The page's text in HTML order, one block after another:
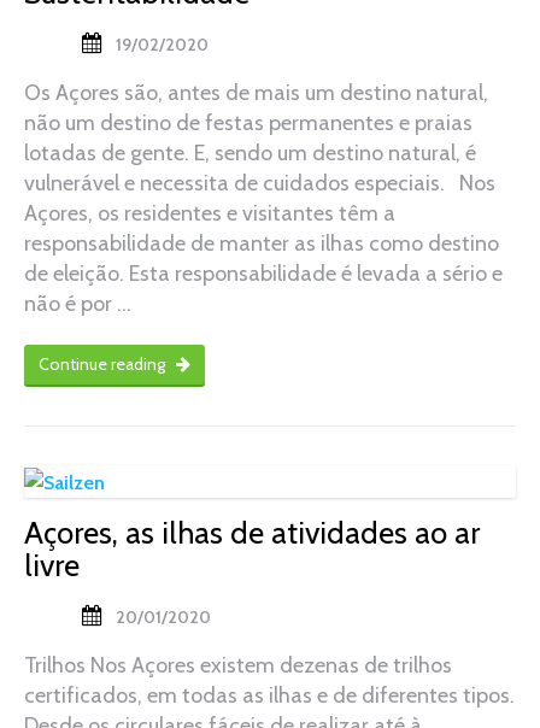
19/02/2020
Os Açores são, antes de mais um destino natural,
não um destino de festas permanentes e praias
lotadas de gente. E, sendo um destino natural, é
vulnerável e necessita de cuidados especiais. Nos
Açores, os residentes e visitantes têm a
responsabilidade de manter as ilhas como destino
de eleição. Esta responsabilidade é levada a sério e
não é por …
Continue reading
Açores, as ilhas de atividades ao ar
livre
20/01/2020
Trilhos Nos Açores existem dezenas de trilhos
certificados, em todas as ilhas e de diferentes tipos.